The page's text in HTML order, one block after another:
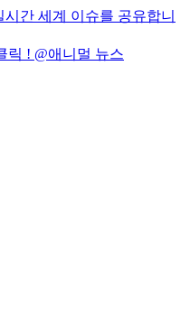
간 세계 이슈를 공유합니
릭 ! @애니멀 뉴스